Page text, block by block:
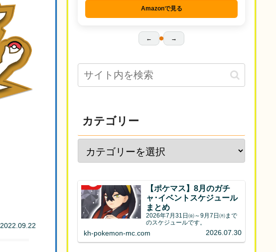
2022.09.22
Amazonで見る
← →
カテゴリー
【ポケマス】8月のガチ
ャ･イベントスケジュール
まとめ
2026年7月31日㈮～9月7日㈪まで
のスケジュールです。
kh-pokemon-mc.com 2026.07.30